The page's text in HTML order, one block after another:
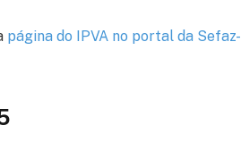
página do IPVA no portal da Sefaz-